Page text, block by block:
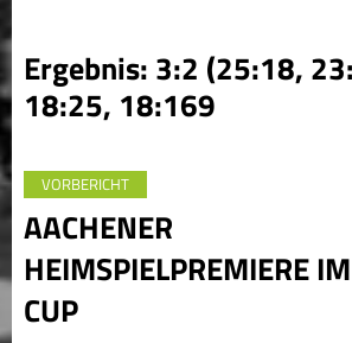
Ergebnis: 3:2 (25:18,
18:25, 18:169
VORBERICHT
AACHENER
HEIMSPIELPREMIERE
CUP